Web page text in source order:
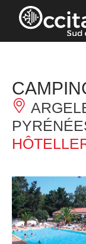
Panneau de